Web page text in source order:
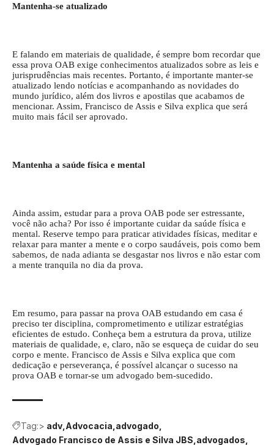
Mantenha-se atualizado
E falando em materiais de qualidade, é sempre bom recordar que
essa prova OAB exige conhecimentos atualizados sobre as leis e
jurisprudências mais recentes. Portanto, é importante manter-se
atualizado lendo notícias e acompanhando as novidades do
mundo jurídico, além dos livros e apostilas que acabamos de
mencionar. Assim, Francisco de Assis e Silva explica que será
muito mais fácil ser aprovado.
Mantenha a saúde física e mental
Ainda assim, estudar para a prova OAB pode ser estressante,
você não acha? Por isso é importante cuidar da saúde física e
mental. Reserve tempo para praticar atividades físicas, meditar e
relaxar para manter a mente e o corpo saudáveis, pois como bem
sabemos, de nada adianta se desgastar nos livros e não estar com
a mente tranquila no dia da prova.
Em resumo, para passar na prova OAB estudando em casa é
preciso ter disciplina, comprometimento e utilizar estratégias
eficientes de estudo. Conheça bem a estrutura da prova, utilize
materiais de qualidade, e, claro, não se esqueça de cuidar do seu
corpo e mente. Francisco de Assis e Silva explica que com
dedicação e perseverança, é possível alcançar o sucesso na
prova OAB e tornar-se um advogado bem-sucedido.
Tag:> adv Advocacia advogado
Advogado Francisco de Assis e Silva JBS advogados